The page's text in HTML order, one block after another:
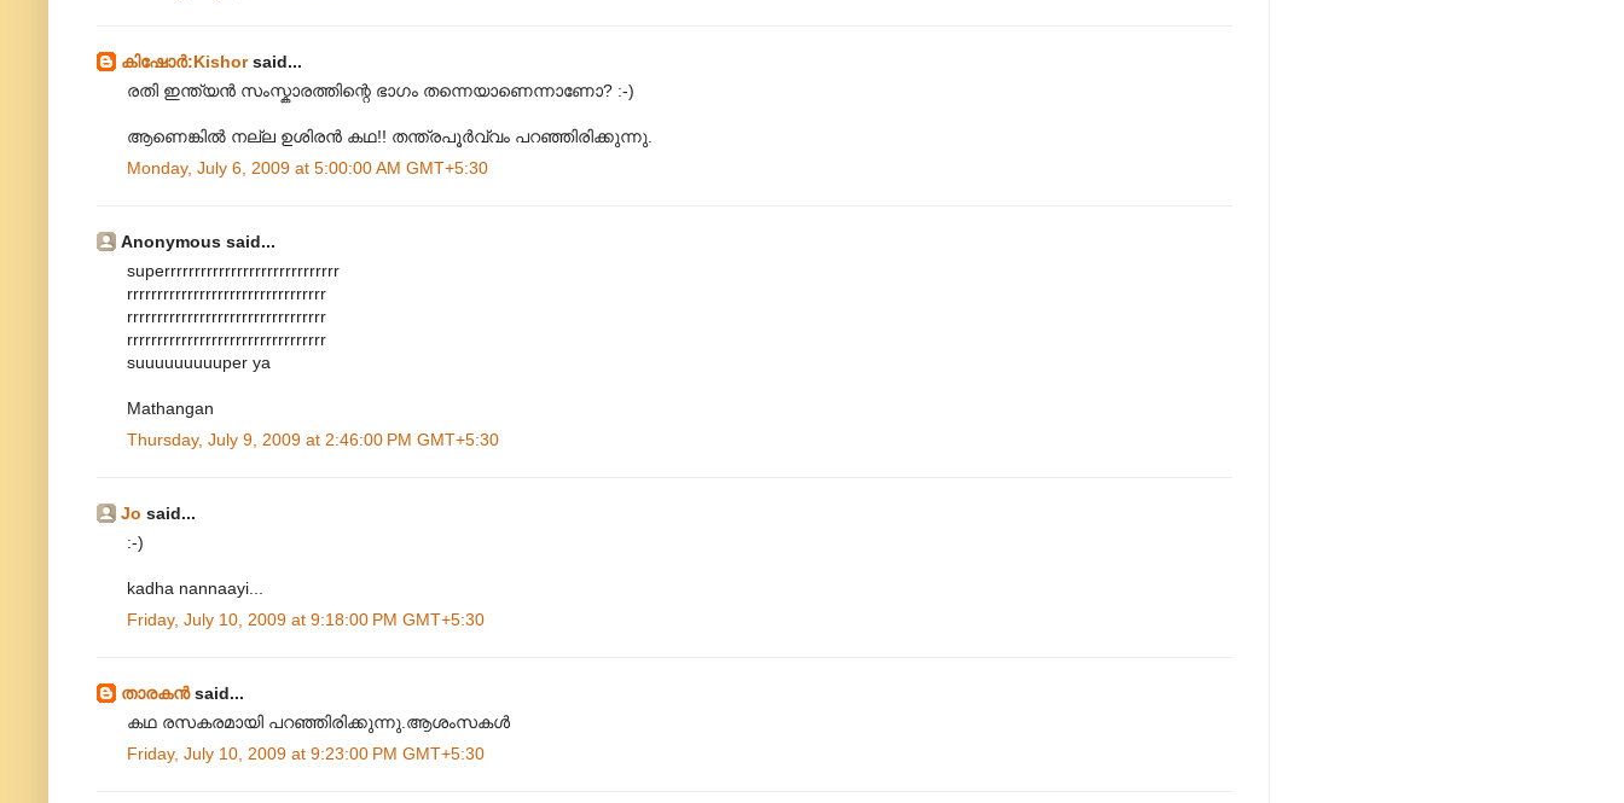
കിഷോർ‍:Kishorsaid...
രതി ഇന്ത്യൻ സംസ്കാരത്തിന്റെ ഭാഗം തന്നെയാണെന്നാണോ? :-)
ആണെങ്കിൽ നല്ല ഉശിരൻ കഥ!! തന്ത്രപൂർവ്വം പറഞ്ഞിരിക്കുന്നു.
Monday, July 6, 2009 at 5:00:00 AM GMT+5:30
Anonymous said...
superrrrrrrrrrrrrrrrrrrrrrrrrrrrr
rrrrrrrrrrrrrrrrrrrrrrrrrrrrrrrrr
rrrrrrrrrrrrrrrrrrrrrrrrrrrrrrrrr
rrrrrrrrrrrrrrrrrrrrrrrrrrrrrrrrr
suuuuuuuuuper ya
Mathangan
Thursday, July 9, 2009 at 2:46:00 PM GMT+5:30
Jo said...
:-)
kadha nannaayi...
Friday, July 10, 2009 at 9:18:00 PM GMT+5:30
താരകൻsaid...
കഥ രസകരമായി പറഞ്ഞിരിക്കുന്നു.ആശംസകൾ
Friday, July 10, 2009 at 9:23:00 PM GMT+5:30